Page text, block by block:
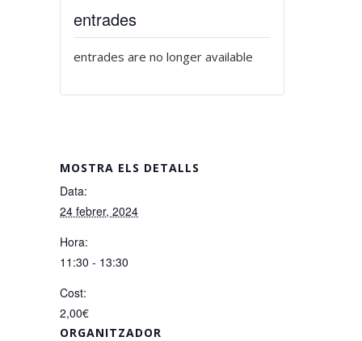
MOSTRA ELS DETALLS
Data:
24 febrer, 2024
Hora:
11:30 - 13:30
Cost:
2,00€
ORGANITZADOR
entrades
entrades are no longer available